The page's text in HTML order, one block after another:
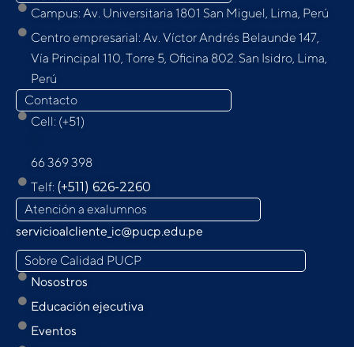
Campus: Av. Universitaria 1801 San Miguel, Lima, Perú
Centro empresarial: Av. Víctor Andrés Belaunde 147,
Vía Principal 110, Torre 5, Oﬁcina 802. San Isidro, Lima,
Perú
Contacto
Cell: (+51)
66 369 398
Telf: (+511) 626-2260
Atención a exalumnos
servicioalcliente_ic@pucp.edu.pe
Sobre Calidad PUCP
Nosostros
Educación ejecutiva
Eventos